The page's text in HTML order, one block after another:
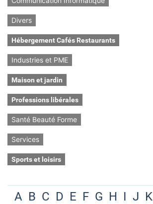
Divers
Hébergement Cafés Restaurants
Industries et PME
Maison et jardin
Professions libérales
Santé Beauté Forme
Services
Sports et loisirs
A B C D E F G H I J K